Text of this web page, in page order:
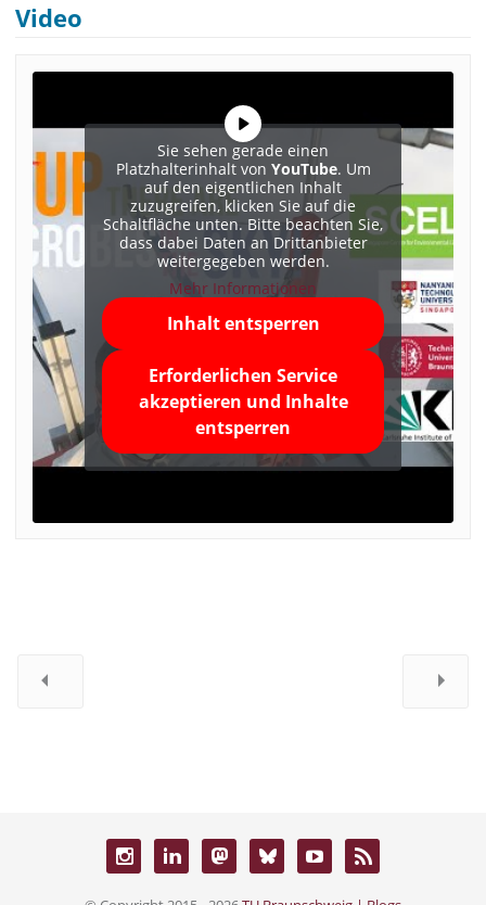
Video
Sie sehen gerade einen
Platzhalterinhalt von YouTube. Um
auf den eigentlichen Inhalt
zuzugreifen, klicken Sie auf die
Schaltfläche unten. Bitte beachten Sie,
dass dabei Daten an Drittanbieter
weitergegeben werden.
Mehr Informationen
Inhalt entsperren
Erforderlichen Service
akzeptieren und Inhalte
entsperren